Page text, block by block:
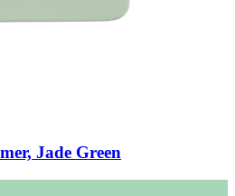
Jade Green